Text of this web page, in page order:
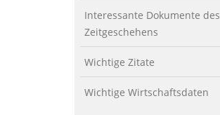
Interessante Dokumente des
Zeitgeschehens
Wichtige Zitate
Wichtige Wirtschaftsdaten